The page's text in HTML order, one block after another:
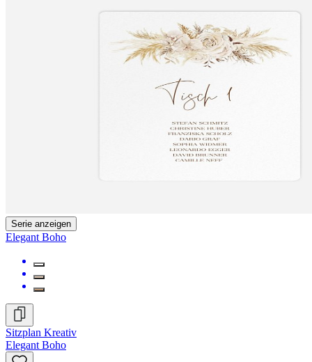
Serie anzeigen
Elegant Boho
Sitzplan Kreativ
Elegant Boho